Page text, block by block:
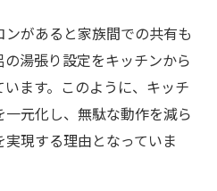
があると家族間での共有も
湯張り設定をキッチンから
ます。このように、キッチ
元化し、無駄な動作を減ら
現する理由となっていま